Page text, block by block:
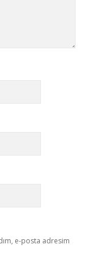
e-posta adresim